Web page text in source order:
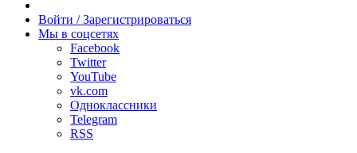
радио
Войти / Зарегистрироваться
Мы в соцсетях
Facebook
Twitter
YouTube
vk.com
Одноклассники
Telegram
RSS